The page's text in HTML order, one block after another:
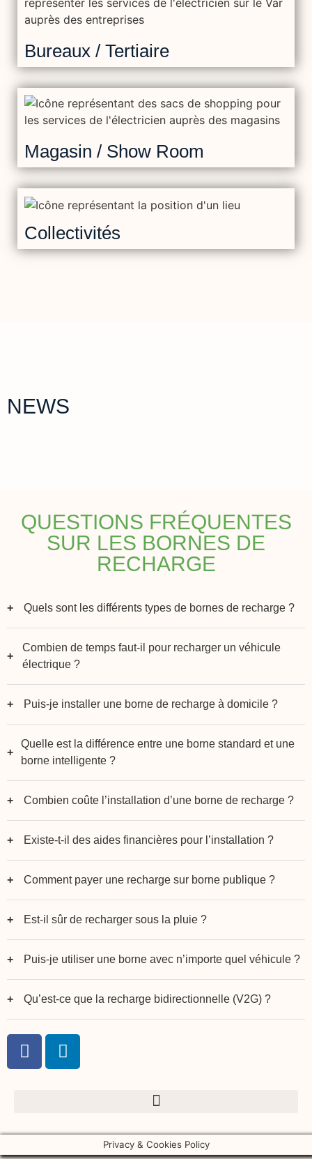
Bureaux / Tertiaire
Magasin / Show Room
Collectivités
NEWS
QUESTIONS FRÉQUENTES
SUR LES BORNES DE
RECHARGE
Quels sont les différents types de bornes de recharge ?
Combien de temps faut-il pour recharger un véhicule
électrique ?
Puis-je installer une borne de recharge à domicile ?
Quelle est la différence entre une borne standard et une
borne intelligente ?
Combien coûte l’installation d’une borne de recharge ?
Existe-t-il des aides financières pour l’installation ?
Comment payer une recharge sur borne publique ?
Est-il sûr de recharger sous la pluie ?
Puis-je utiliser une borne avec n’importe quel véhicule ?
Qu’est-ce que la recharge bidirectionnelle (V2G) ?
Privacy & Cookies Policy